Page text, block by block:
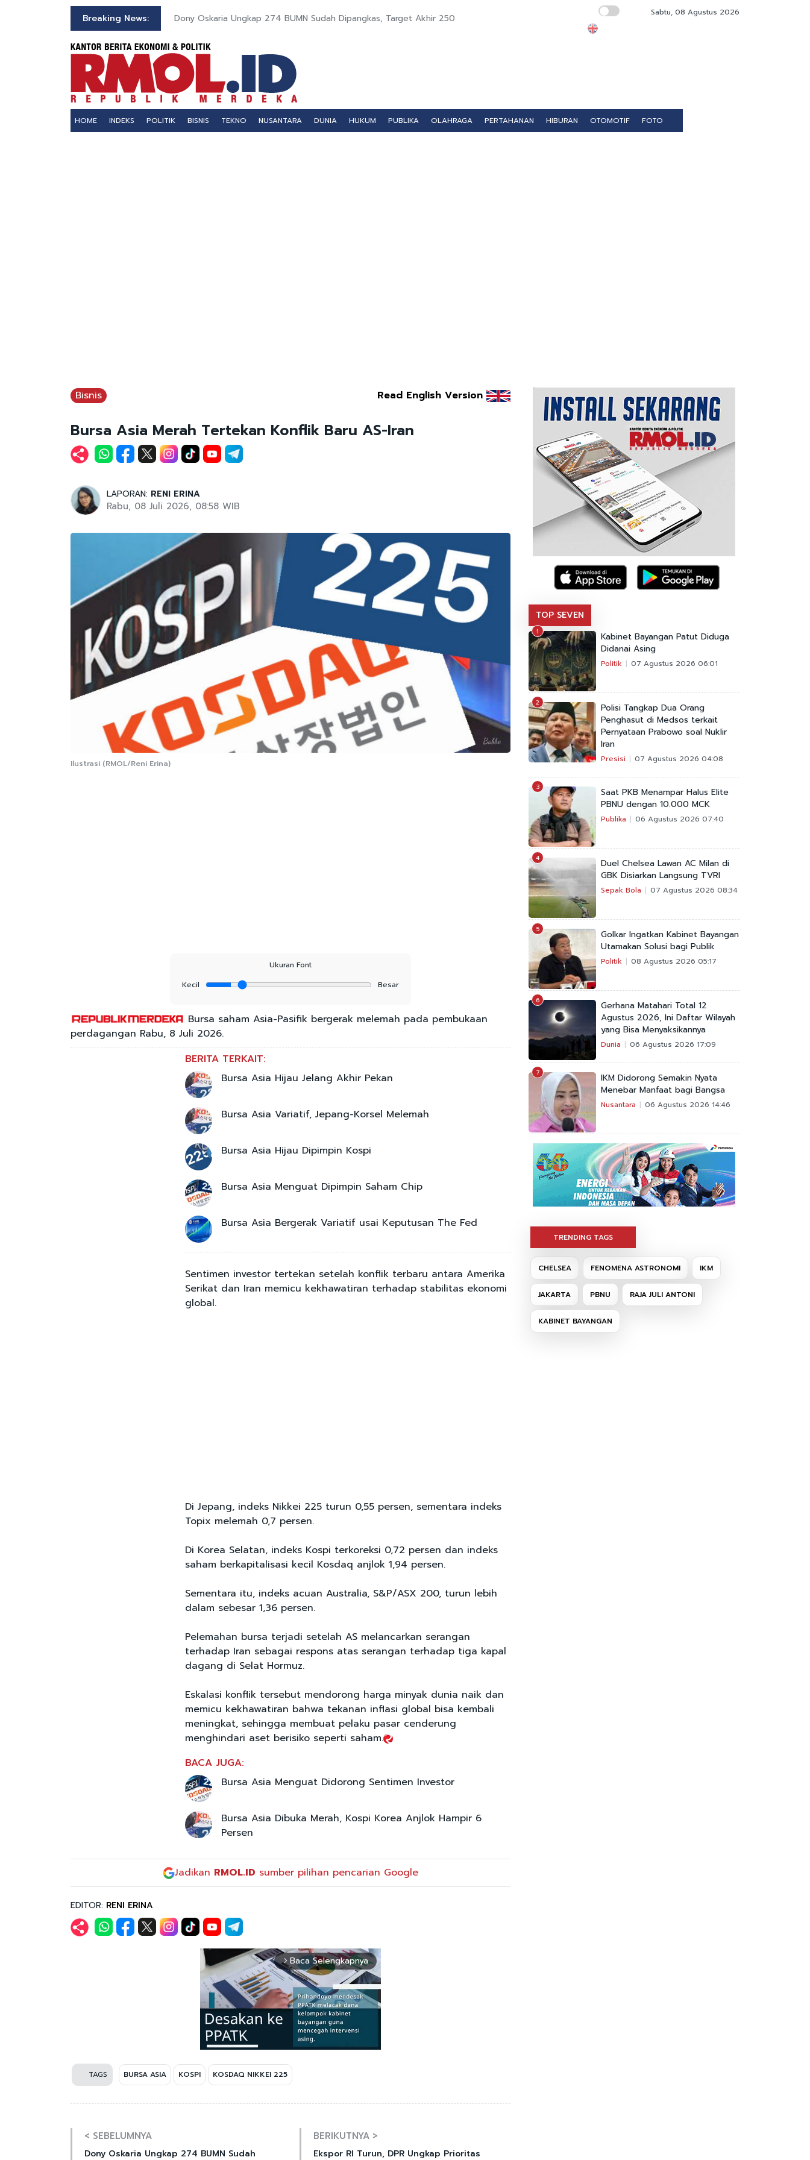
Breaking News: Dony Oskaria Ungkap 274 BUMN Sudah Dipangkas, Target Akhir 250 BPS Pastikan Sensus Ekonomi 2026
Sabtu, 08 Agustus 2026
HOME INDEKS POLITIK BISNIS TEKNO NUSANTARA DUNIA HUKUM PUBLIKA OLAHRAGA PERTAHANAN HIBURAN OTOMOTIF FOTO
Bisnis Read English Version
Bursa Asia Merah Tertekan Konflik Baru AS-Iran
LAPORAN: RENI ERINA
Rabu, 08 Juli 2026, 08:58 WIB
Ilustrasi (RMOL/Reni Erina)
Ukuran Font
Kecil
Besar
Bursa saham Asia-Pasifik bergerak melemah pada pembukaan
perdagangan Rabu, 8 Juli 2026.
BERITA TERKAIT:
Bursa Asia Hijau Jelang Akhir Pekan
Bursa Asia Variatif, Jepang-Korsel Melemah
Bursa Asia Hijau Dipimpin Kospi
Bursa Asia Menguat Dipimpin Saham Chip
Bursa Asia Bergerak Variatif usai Keputusan The Fed
Sentimen investor tertekan setelah konflik terbaru antara Amerika
Serikat dan Iran memicu kekhawatiran terhadap stabilitas ekonomi
global.
Di Jepang, indeks Nikkei 225 turun 0,55 persen, sementara indeks
Topix melemah 0,7 persen.
Di Korea Selatan, indeks Kospi terkoreksi 0,72 persen dan indeks
saham berkapitalisasi kecil Kosdaq anjlok 1,94 persen.
Sementara itu, indeks acuan Australia, S&P/ASX 200, turun lebih
dalam sebesar 1,36 persen.
Pelemahan bursa terjadi setelah AS melancarkan serangan
terhadap Iran sebagai respons atas serangan terhadap tiga kapal
dagang di Selat Hormuz.
Eskalasi konflik tersebut mendorong harga minyak dunia naik dan
memicu kekhawatiran bahwa tekanan inflasi global bisa kembali
meningkat, sehingga membuat pelaku pasar cenderung
menghindari aset berisiko seperti saham.
BACA JUGA:
Bursa Asia Menguat Didorong Sentimen Investor
Bursa Asia Dibuka Merah, Kospi Korea Anjlok Hampir 6
Persen
Jadikan RMOL.ID sumber pilihan pencarian Google
EDITOR: RENI ERINA
arrow_forward_ios Baca Selengkapnya
TAGS BURSA ASIA KOSPI KOSDAQ NIKKEI 225
< SEBELUMNYA
Dony Oskaria Ungkap 274 BUMN Sudah
BERIKUTNYA >
Ekspor RI Turun, DPR Ungkap Prioritas
TOP SEVEN
1
Kabinet Bayangan Patut Diduga
Didanai Asing
Politik 07 Agustus 2026 06:01
2
Polisi Tangkap Dua Orang
Penghasut di Medsos terkait
Pernyataan Prabowo soal Nuklir
Iran
Presisi 07 Agustus 2026 04:08
3
Saat PKB Menampar Halus Elite
PBNU dengan 10.000 MCK
Publika 06 Agustus 2026 07:40
4
Duel Chelsea Lawan AC Milan di
GBK Disiarkan Langsung TVRI
Sepak Bola 07 Agustus 2026 08:34
5
Golkar Ingatkan Kabinet Bayangan
Utamakan Solusi bagi Publik
Politik 08 Agustus 2026 05:17
6
Gerhana Matahari Total 12
Agustus 2026, Ini Daftar Wilayah
yang Bisa Menyaksikannya
Dunia 06 Agustus 2026 17:09
7
IKM Didorong Semakin Nyata
Menebar Manfaat bagi Bangsa
Nusantara 06 Agustus 2026 14:46
TRENDING TAGS
CHELSEA FENOMENA ASTRONOMI IKM
JAKARTA PBNU RAJA JULI ANTONI
KABINET BAYANGAN